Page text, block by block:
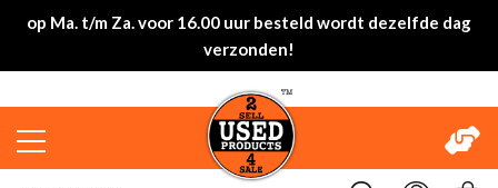
op Ma. t/m Za. voor 16.00 uur besteld wordt dezelfde dag
verzonden!